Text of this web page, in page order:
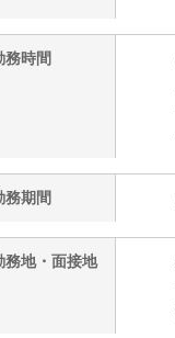
務時間
務期間
務地・面接地